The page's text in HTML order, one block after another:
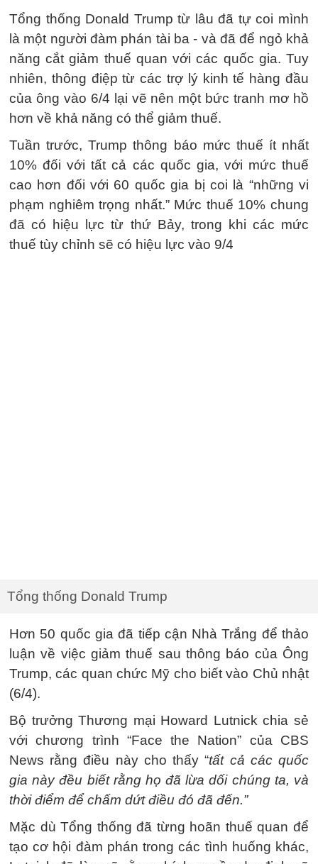
Tổng thống Donald Trump từ lâu đã tự coi mình
là một người đàm phán tài ba - và đã để ngỏ khả
năng cắt giảm thuế quan với các quốc gia. Tuy
nhiên, thông điệp từ các trợ lý kinh tế hàng đầu
của ông vào 6/4 lại vẽ nên một bức tranh mơ hồ
hơn về khả năng có thể giảm thuế.
Tuần trước, Trump thông báo mức thuế ít nhất
10% đối với tất cả các quốc gia, với mức thuế
cao hơn đối với 60 quốc gia bị coi là “những vi
phạm nghiêm trọng nhất.” Mức thuế 10% chung
đã có hiệu lực từ thứ Bảy, trong khi các mức
thuế tùy chỉnh sẽ có hiệu lực vào 9/4
Tổng thống Donald Trump
Hơn 50 quốc gia đã tiếp cận Nhà Trắng để thảo
luận về việc giảm thuế sau thông báo của Ông
Trump, các quan chức Mỹ cho biết vào Chủ nhật
(6/4).
Bộ trưởng Thương mại Howard Lutnick chia sẻ
với chương trình “Face the Nation” của CBS
News rằng điều này cho thấy “tất cả các quốc
gia này đều biết rằng họ đã lừa dối chúng ta, và
thời điểm để chấm dứt điều đó đã đến.”
Mặc dù Tổng thống đã từng hoãn thuế quan để
tạo cơ hội đàm phán trong các tình huống khác,